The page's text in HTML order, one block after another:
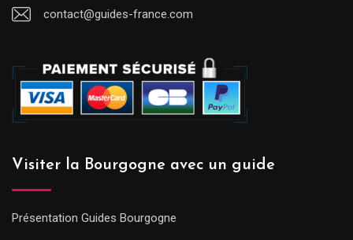
contact@guides-france.com
Visiter la Bourgogne avec un guide
Présentation Guides Bourgogne